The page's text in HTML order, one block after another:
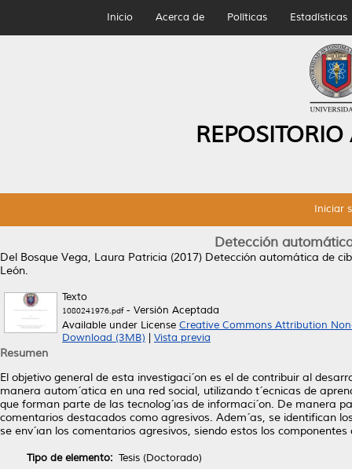
Inicio Acerca de Políticas Estadísticas
Iniciar
Detección
Del Bosque Vega, Laura Patricia (2017) Detección automática de
León.
Texto
1080241976.pdf- Versión Aceptada
Available under License Creative Commons Attribution
Download (3MB)
Vista previa
Resumen
El objetivo general de esta investigaci´on es el de contribuir al
manera autom´atica en una red social, utilizando t´ecnicas de
que forman parte de las tecnolog´ıas de informaci´on. De manera
comentarios destacados como agresivos. Adem´as, se identifican
se env´ıan los comentarios agresivos, siendo estos los
Tipo de elemento: Tesis (Doctorado)